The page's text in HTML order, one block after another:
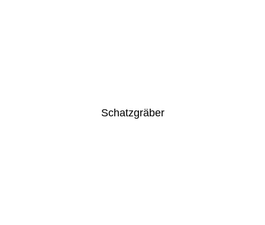
Schatzgräber